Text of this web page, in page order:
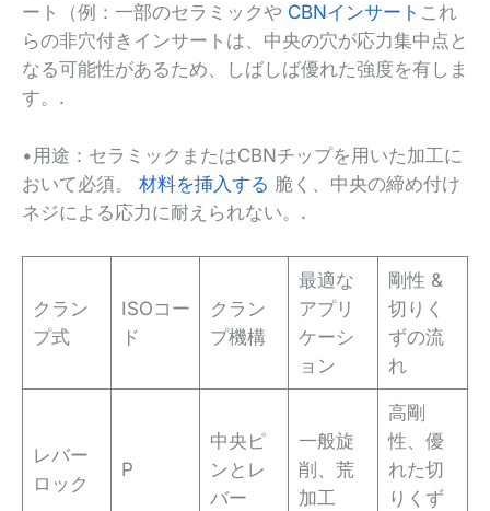
ート（例：一部のセラミックや CBNインサート これ
らの非穴付きインサートは、中央の穴が応力集中点と
なる可能性があるため、しばしば優れた強度を有しま
す。.
•用途：セラミックまたはCBNチップを用いた加工に
おいて必須。 材料を挿入する 脆く、中央の締め付け
ネジによる応力に耐えられない。.
クラン
プ式
ISOコー
ド
クラン
プ機構
最適な
アプリ
ケーシ
ョン
剛性 &
切りく
ずの流
れ
レバー
ロック
P
中央ピ
ンとレ
バー
一般旋
削、荒
加工
高剛
性、優
れた切
りくず